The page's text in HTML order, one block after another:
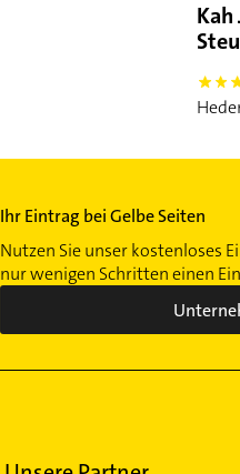
Kah
5
Ihr Eintrag bei Gelbe Seiten
Nutzen Sie unser kostenloses
nur wenigen Schritten einen